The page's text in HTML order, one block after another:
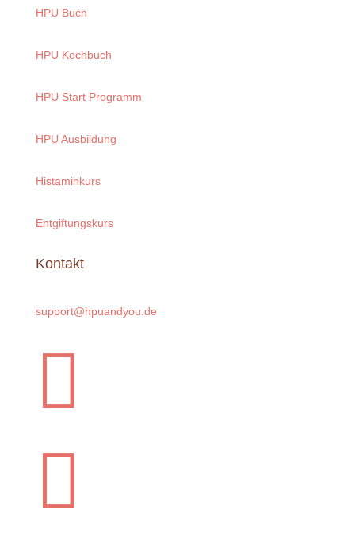
HPU Buch
HPU Kochbuch
HPU Start Programm
HPU Ausbildung
Histaminkurs
Entgiftungskurs
Kontakt
support@hpuandyou.de

